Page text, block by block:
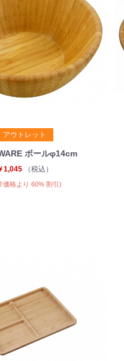
アウトレット
ボールφ14cm
1,045 （税込）
価格より 60% 割引)